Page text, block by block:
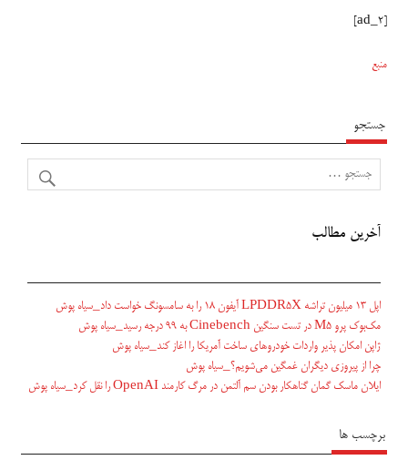
منبع
جستجو
آخرین مطالب
اپل ۱۳ میلیون تراشه LPDDR5X آیفون ۱۸ را به سامسونگ خواست داد_سیاه پوش
مک‌بوک پرو M5 در تست سنگین Cinebench به ۹۹ درجه رسید_سیاه پوش
ژاپن امکان پذیر واردات خودروهای ساخت آمریکا را اغاز کند_سیاه پوش
چرا از پیروزی دیگران غمگین می‌شویم؟_سیاه پوش
ایلان ماسک گمان گناهکار بودن سم آلتمن در مرگ کارمند OpenAI را نقل کرد_سیاه پوش
برچسب ها